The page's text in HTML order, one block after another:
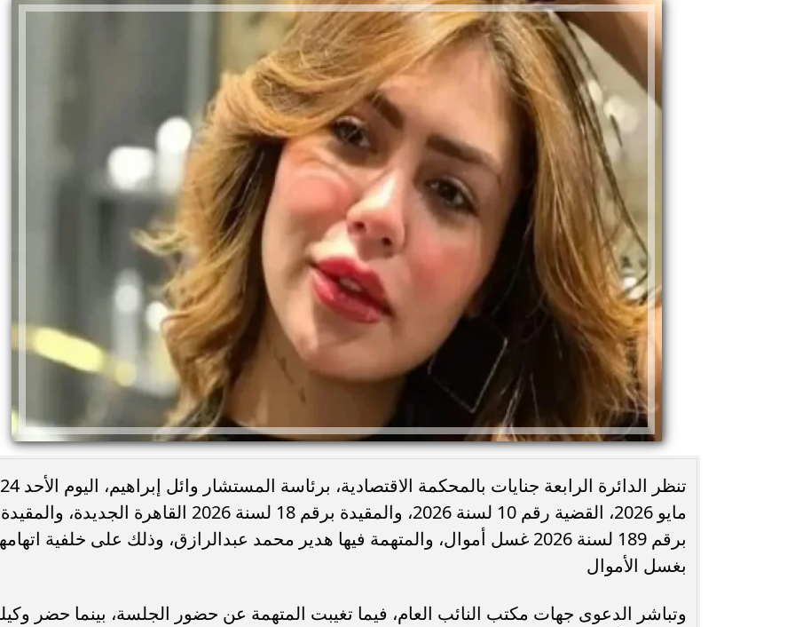
تنظر الدائرة الرابعة جنايات بالمحكمة الاقتصادية، برئاسة المستشار وائل إبراهيم، اليوم الأحد 24
مايو 2026، القضية رقم 10 لسنة 2026، والمقيدة برقم 18 لسنة 2026 القاهرة الجديدة، والمقيدة
برقم 189 لسنة 2026 غسل أموال، والمتهمة فيها هدير محمد عبدالرازق، وذلك على خلفية
بغسل الأموال
وتباشر الدعوى جهات مكتب النائب العام، فيما تغيبت المتهمة عن حضور الجلسة، بينما حضر
محافظ أسيوط : حملات مكثفة لرفع
الإشغالات بحي شرق لإعادة الانضباط
وتحقيق...
رحلت في أثناء أداء رسالتها.. وفاة ممرضة
محافظ القاهرة يعتمد جدول إمتحانات